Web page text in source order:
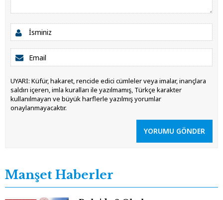
UYARI: Küfür, hakaret, rencide edici cümleler veya imalar, inançlara
saldırı içeren, imla kuralları ile yazılmamış, Türkçe karakter
kullanılmayan ve büyük harflerle yazılmış yorumlar
onaylanmayacaktır.
YORUMU GÖNDER
Manşet Haberler